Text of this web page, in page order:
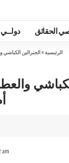
دولــي الحقائق
الرئيسية » الجنرالين الكباشي
am